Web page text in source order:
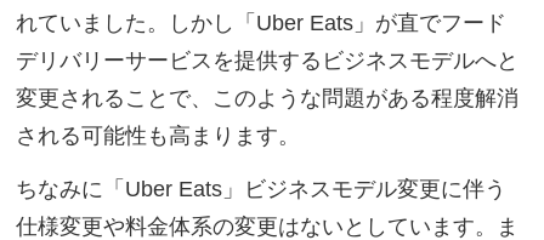
れていました。しかし「Uber Eats」が直でフード
デリバリーサービスを提供するビジネスモデルへと
変更されることで、このような問題がある程度解消
される可能性も高まります。
ちなみに「Uber Eats」ビジネスモデル変更に伴う
仕様変更や料金体系の変更はないとしています。ま